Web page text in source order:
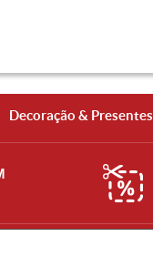
Decoração & Presentes